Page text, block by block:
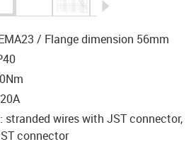
/ Flange dimension 56mm
wires with JST connector,
connector